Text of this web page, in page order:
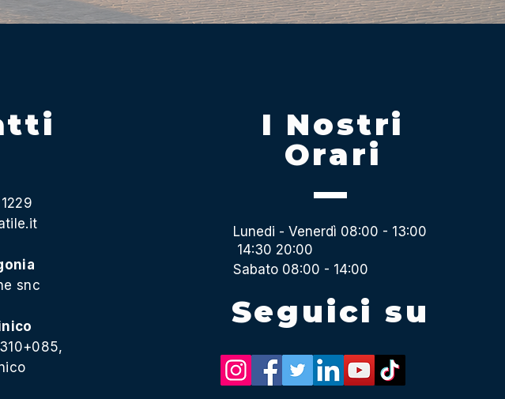
snc
I Nostri
Orari
Lunedi - Venerdì 08:00 - 13:00
14:30 20:00
Sabato 08:00 - 14:00
Seguici su